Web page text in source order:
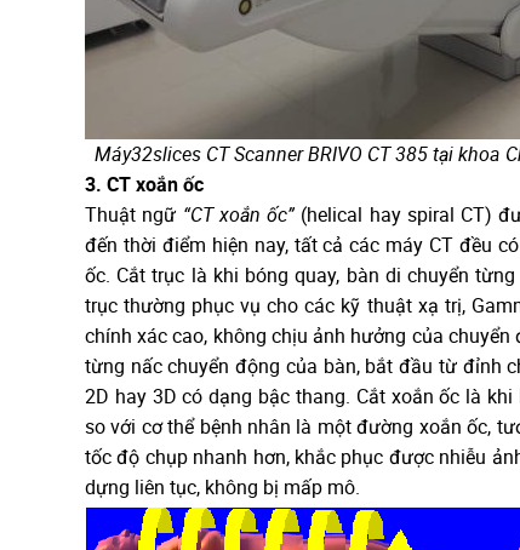
Máy32slices CT Scanner BRIVO CT 385 tại khoa
3. CT xoắn ốc
Thuật ngữ “CT xoắn ốc” (helical hay spiral CT)
đến thời điểm hiện nay, tất cả các máy CT đều
ốc. Cắt trục là khi bóng quay, bàn di chuyển
trục thường phục vụ cho các kỹ thuật xạ trị,
chính xác cao, không chịu ảnh hưởng của
từng nấc chuyển động của bàn, bắt đầu từ đỉnh
2D hay 3D có dạng bậc thang. Cắt xoắn ốc là
so với cơ thể bệnh nhân là một đường xoắn ốc,
tốc độ chụp nhanh hơn, khắc phục được nhiễu
dựng liên tục, không bị mấp mô.